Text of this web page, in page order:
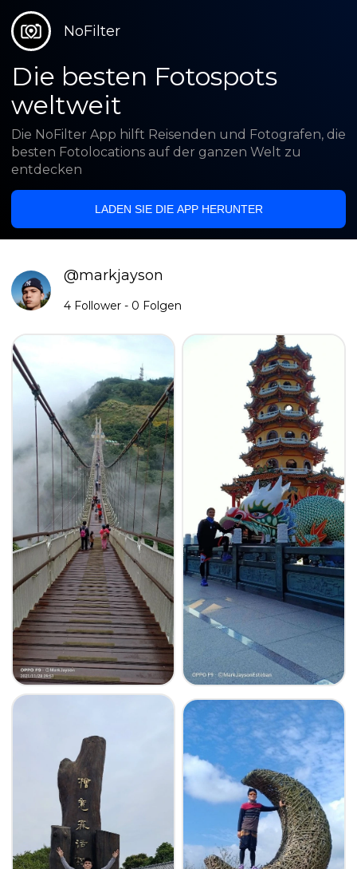
NoFilter
Die besten Fotospots
weltweit
Die NoFilter App hilft Reisenden und Fotografen, die
besten Fotolocations auf der ganzen Welt zu
entdecken
LADEN SIE DIE APP HERUNTER
@markjayson
4 Follower - 0 Folgen